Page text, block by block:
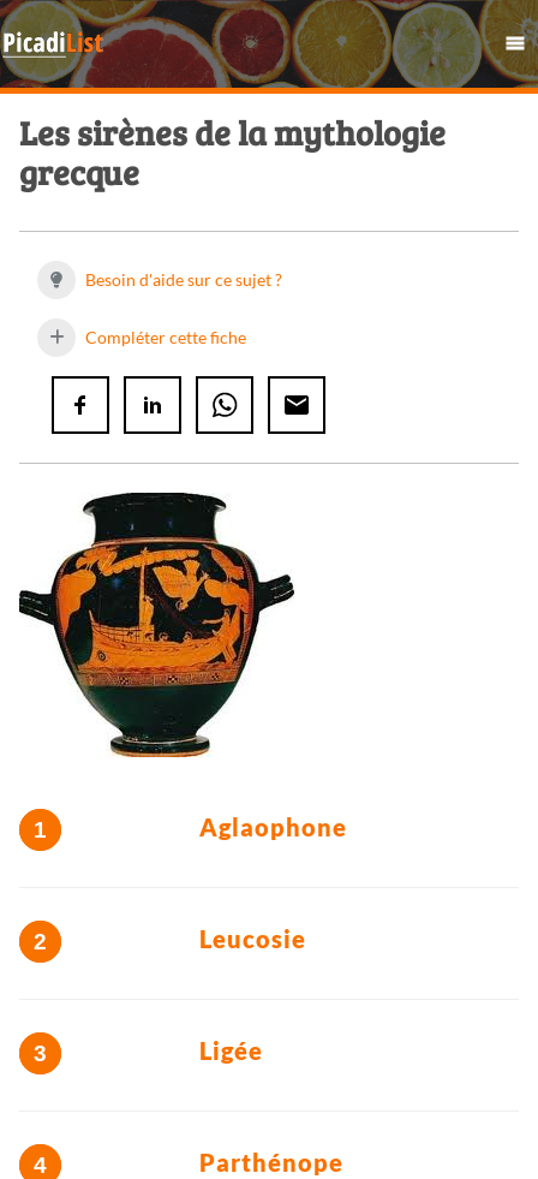
Les sirènes de la mythologie
grecque
Besoin d'aide sur ce sujet ?
Compléter cette fiche
Aglaophone
Leucosie
Ligée
Parthénope